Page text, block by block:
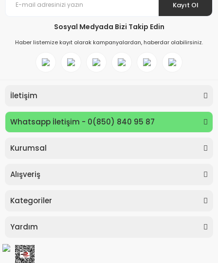
Kayıt Ol
Sosyal Medyada Bizi Takip Edin
Haber listemize kayıt olarak kampanyalardan, haberdar olabilirsiniz.
İletişim
Whatsapp İletişim - 0(850) 840 95 87
Kurumsal
Alışveriş
Kategoriler
Yardım